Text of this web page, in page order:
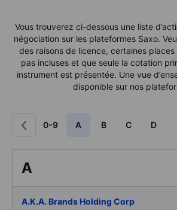
Vous trouverez ci-dessous une liste
négociation sur les plateformes Saxo.
des raisons de licence, certaines
pas incluses et que seule la cotation
instrument est présentée. Une vue
disponible sur nos
0-9 A B C D
A
A.K.A. Brands Holding Corp